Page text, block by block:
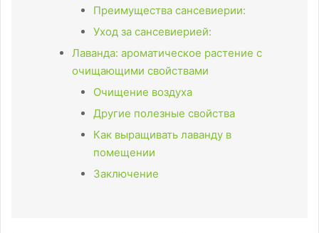
Преимущества сансевиерии:
Уход за сансевиерией:
Лаванда: ароматическое растение с
очищающими свойствами
Очищение воздуха
Другие полезные свойства
Как выращивать лаванду в
помещении
Заключение